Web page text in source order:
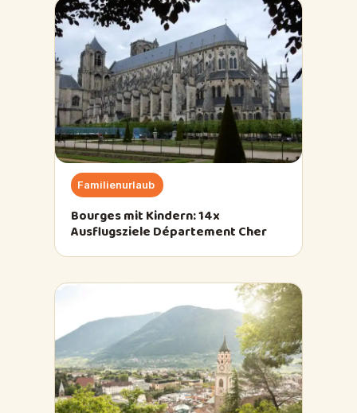
Familienurlaub
Bourges mit Kindern: 14x
Ausflugsziele Département Cher